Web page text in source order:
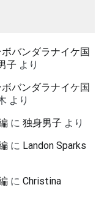
バンダラナイケ国
子 より
バンダラナイケ国
より
に 独身男子 より
に Landon Sparks
に Christina